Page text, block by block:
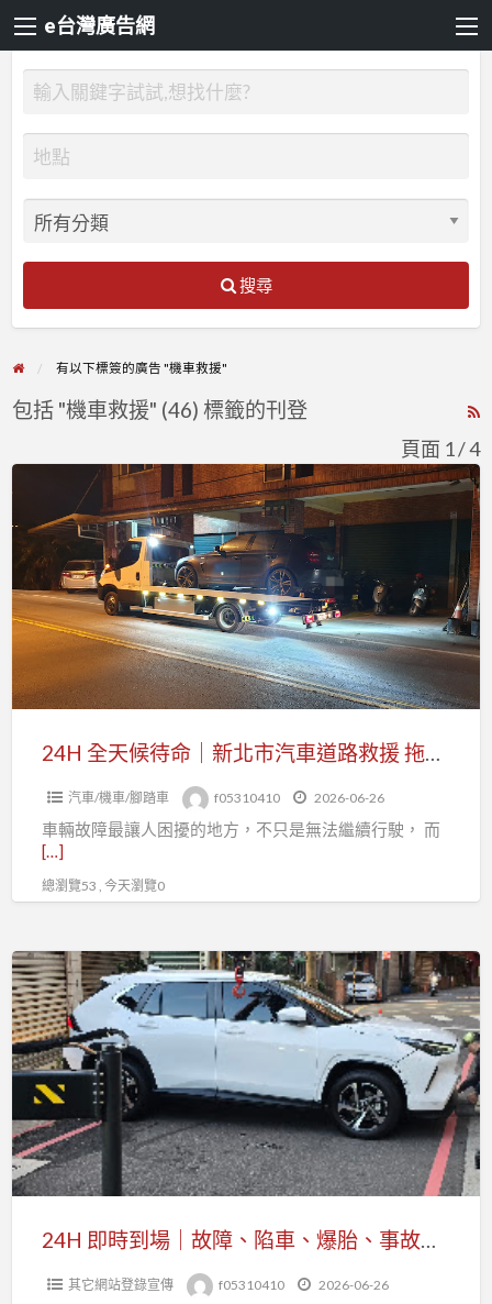
e台灣廣告網
搜尋
有以下標簽的廣告 "機車救援"
包括 "機車救援" (46) 標籤的刊登
頁面 1 / 4
天
候
待
命
｜
新
北
拖
車、
故
障
排
除、
事
故
移
24H 全天候待命｜新北市汽車道路救援 拖車、故障排除、事故移車快速服務
汽車/機車/腳踏車 f05310410 2026-06-26
車輛故障最讓人困擾的地方，不只是無法繼續行駛， 而
[…]
總瀏覽53 , 今天瀏覽0
24H
即
時
到
場
故
障、
陷
車、
胎、
24H 即時到場｜故障、陷車、爆胎、事故拖吊 台北市全區汽車道路救援
其它網站登錄宣傳 f05310410 2026-06-26